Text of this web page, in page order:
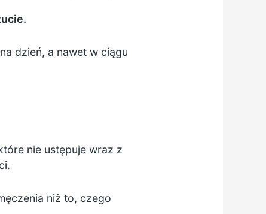
dzień, a nawet w ciągu
nie ustępuje wraz z
niż to, czego